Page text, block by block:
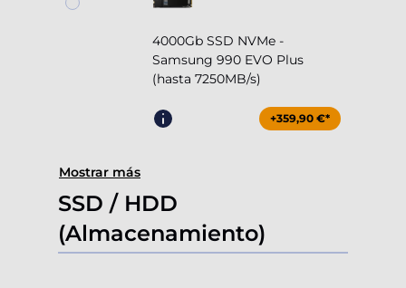
4000Gb SSD NVMe -
Samsung 990 EVO Plus
(hasta 7250MB/s)
+359,90 €*
Mostrar más
SSD / HDD
(Almacenamiento)